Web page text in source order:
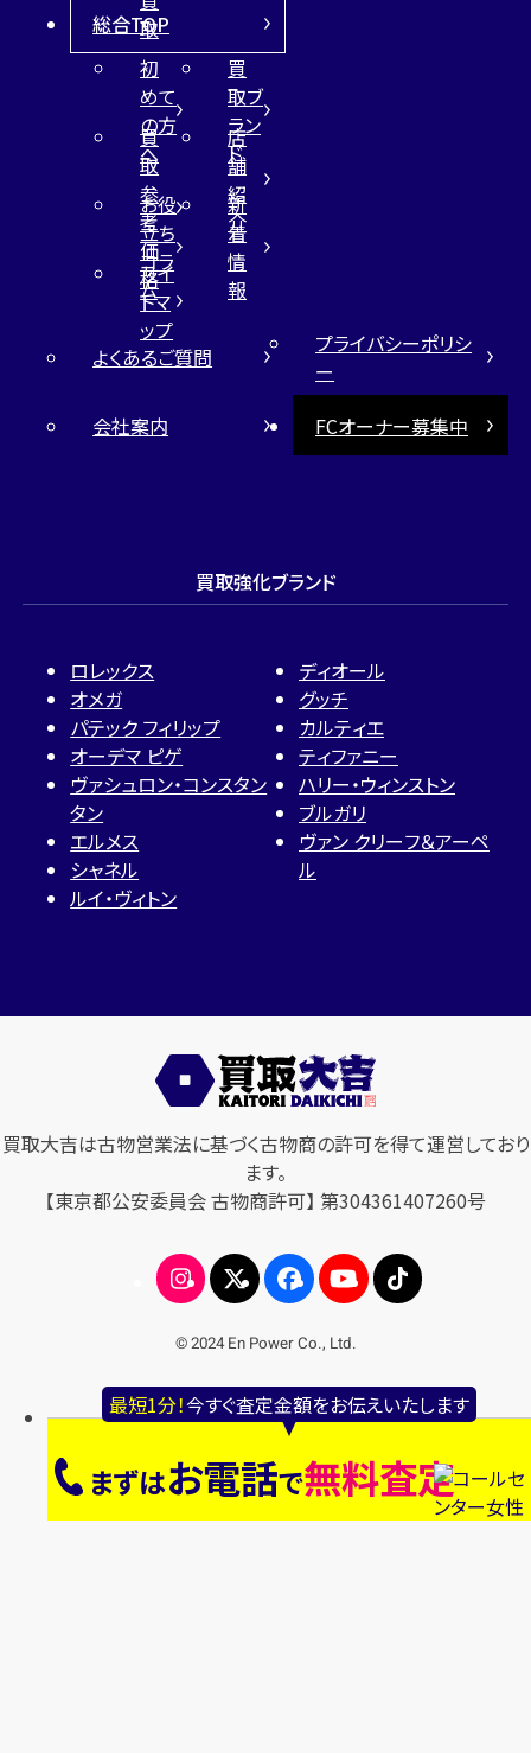
最短1分！今すぐ査定金額をお伝えいたします
まずはお電話で無料査定
取
総合TOP
初
めて
の方
へ
買
取ブ
ラン
ド
買
取
参
考
価
格
店
舗
紹
介
お役
立ち
コラ
ム
新
着
情
報
サイ
トマ
ップ
よくあるご質問
プライバシーポリシ
ー
会社案内
FCオーナー募集中
買取強化ブランド
ロレックス
オメガ
パテック フィリップ
オーデマ ピゲ
ヴァシュロン・コンスタン
タン
エルメス
シャネル
ルイ・ヴィトン
ディオール
グッチ
カルティエ
ティファニー
ハリー・ウィンストン
ブルガリ
ヴァン クリーフ＆アーペ
ル
買取大吉は古物営業法に基づく古物商の許可を得て運営しており
ます。
【東京都公安委員会 古物商許可】 第304361407260号
© 2024 En Power Co., Ltd.